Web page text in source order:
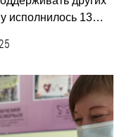
исполнилось 13…